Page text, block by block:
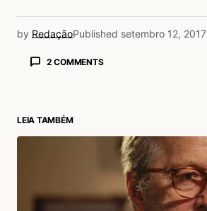
by RedaçãoPublished setembro 12, 2017
2 COMMENTS
Hian Lee
Acesse para responder
12/09/2017 às 12:11 PM
LEIA TAMBÉM